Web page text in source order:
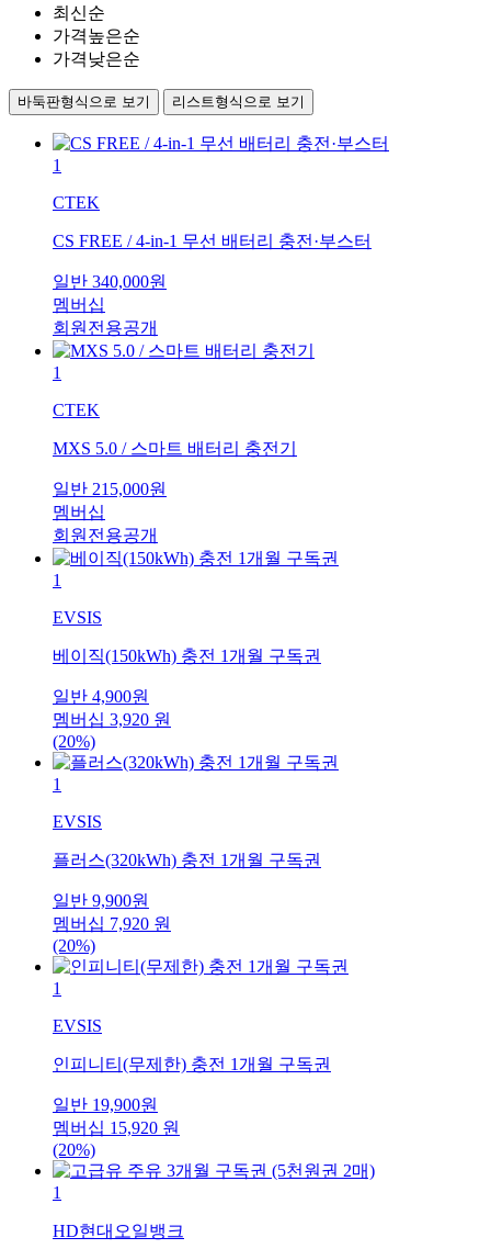
최신순
가격높은순
가격낮은순
바둑판형식으로 보기 리스트형식으로 보기
1
CTEK
CS FREE / 4-in-1 무선 배터리 충전·부스터
일반 340,000원
멤버십
회원전용공개
1
CTEK
MXS 5.0 / 스마트 배터리 충전기
일반 215,000원
멤버십
회원전용공개
1
EVSIS
베이직(150kWh) 충전 1개월 구독권
일반 4,900원
멤버십 3,920 원
(20%)
1
EVSIS
플러스(320kWh) 충전 1개월 구독권
일반 9,900원
멤버십 7,920 원
(20%)
1
EVSIS
인피니티(무제한) 충전 1개월 구독권
일반 19,900원
멤버십 15,920 원
(20%)
1
HD현대오일뱅크